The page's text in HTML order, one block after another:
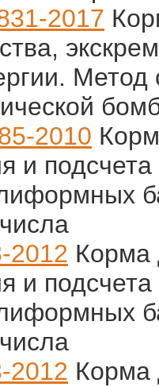
2017
Метод
2010
и
2012 Корма
и
2012 Корма